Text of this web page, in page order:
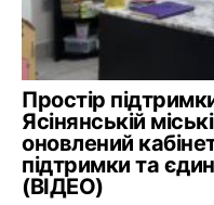
Простір
Ясінянській
оновлений
підтримки та
(ВІДЕО)